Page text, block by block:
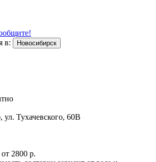
в:
Новосибирск
ул. Тухачевского, 60В
от 2800 р.